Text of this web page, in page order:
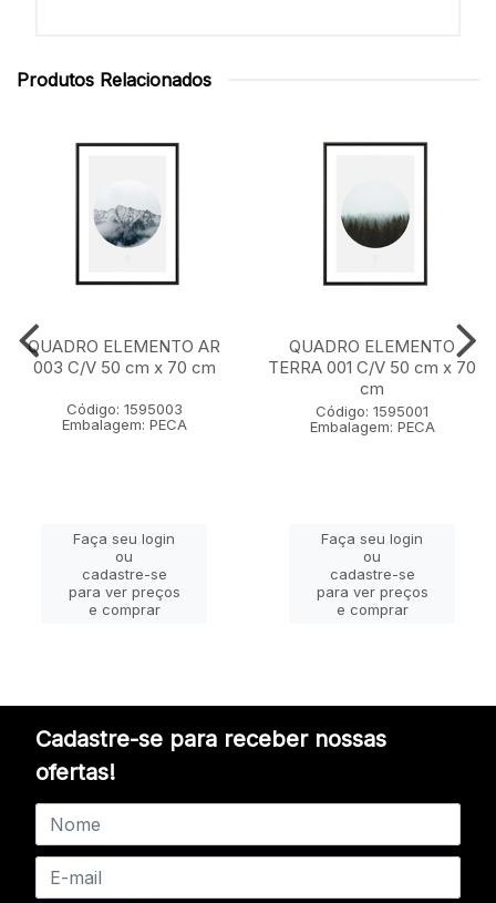
Produtos Relacionados
QUADRO ELEMENTO AR
003 C/V 50 cm x 70 cm
Código: 1595003
Embalagem: PECA
Faça seu login
ou
cadastre-se
para ver preços
e comprar
QUADRO ELEMENTO
TERRA 001 C/V 50 cm x 70
cm
Código: 1595001
Embalagem: PECA
Faça seu login
ou
cadastre-se
para ver preços
e comprar
Cadastre-se para receber nossas
ofertas!